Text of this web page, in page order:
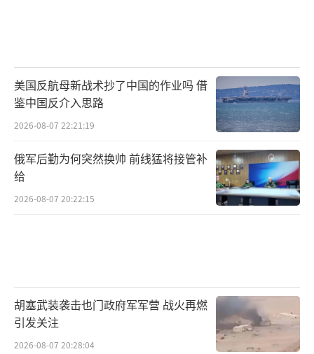
证。发动机与机体集成的关键技术。这些对未
来研发更先进战机都至关重要。在L-15身上摸
透练熟了。将来用到新型号上更稳妥，风险更
低，进度更快。
“超级小黄蜂”试飞成功的意义。远不止
是一款飞机型号的简单升级。它展示了中国航
切入被欧美韩长期把持的高端军贸领域。提供
了更新更好的解决方案。准备从市场分得可观
的份额。
美国反航母新战术抄了中国的作业吗 借
鉴中国反介入思路
2026-08-07 22:21:19
俄军后勤为何突然换帅 前线猛将接管补
给
2026-08-07 20:22:15
胡塞武装袭击也门政府军军营 战火再燃
引发关注
2026-08-07 20:28:04